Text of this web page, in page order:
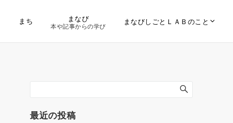
まち まなび
本や記事からの学び
まなびしごとＬＡＢのこと
最近の投稿